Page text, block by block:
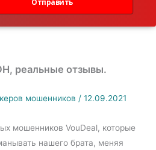
реальные отзывы.
мошенников / 12.09.2021
мошенников VouDeal, которые
нашего брата, меняя